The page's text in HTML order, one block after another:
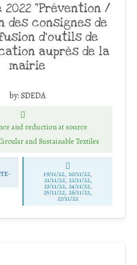
2022 “Prévention /
des consignes de
d’outils de
auprès de la
mairie
by:SDEDA
and reduction at source
and Sustainable Textiles
19/11/22, 20/11/22,
21/11/22, 22/11/22,
23/11/22, 24/11/22,
25/11/22, 26/11/22,
27/11/22